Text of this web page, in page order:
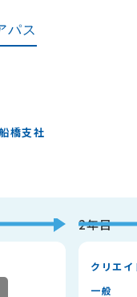
パス
橋支社
2年目
クリエ
一般